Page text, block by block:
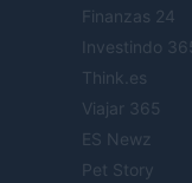
Finanzas 24
Investindo
Think.es
Viajar 365
ES Newz
Pet Story